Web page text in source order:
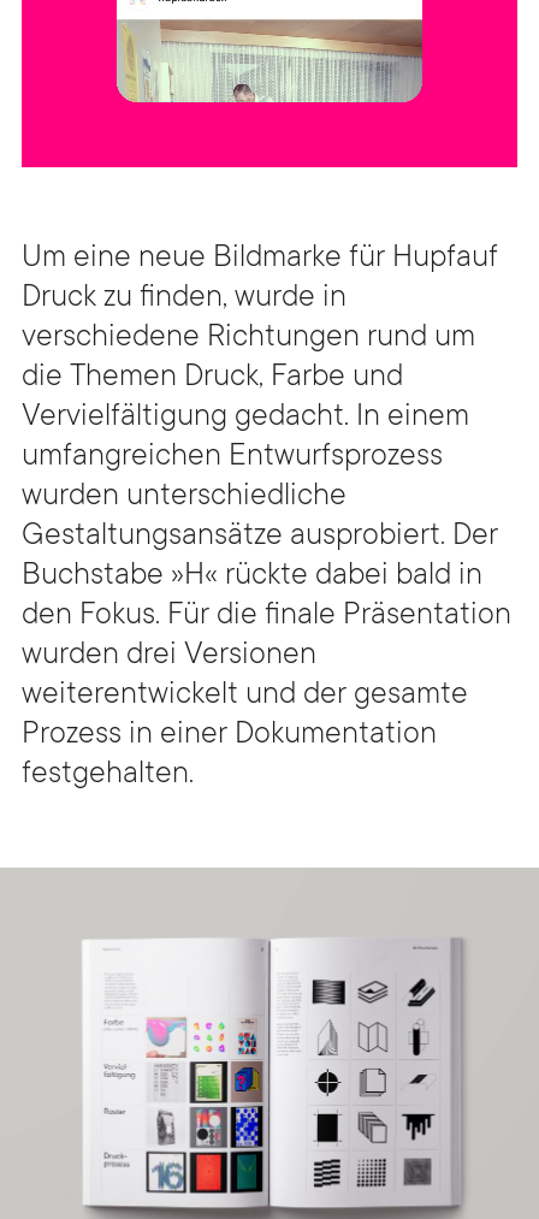
Um eine neue Bildmarke für Hupfauf
Druck zu finden, wurde in
verschiedene Richtungen rund um
die Themen Druck, Farbe und
Vervielfältigung gedacht. In einem
umfangreichen Entwurfsprozess
wurden unterschiedliche
Gestaltungsansätze ausprobiert. Der
Buchstabe »H« rückte dabei bald in
den Fokus. Für die finale Präsentation
wurden drei Versionen
weiterentwickelt und der gesamte
Prozess in einer Dokumentation
festgehalten.